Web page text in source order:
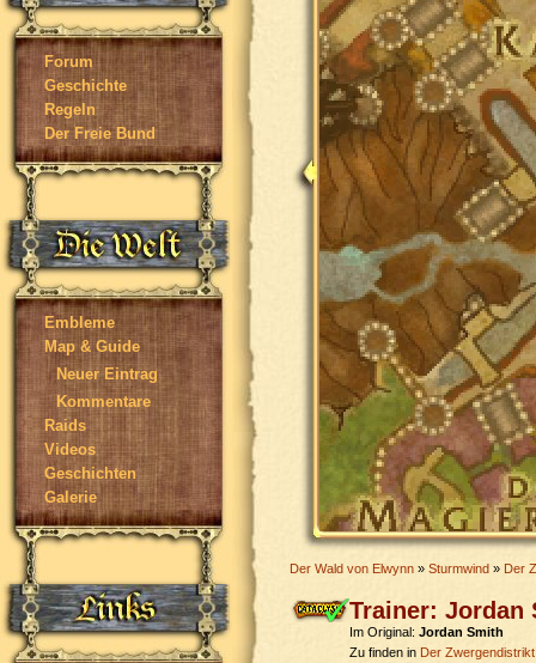
Forum
Geschichte
Regeln
Der Freie Bund
Embleme
Map & Guide
Neuer Eintrag
Kommentare
Raids
Videos
Geschichten
Galerie
Der Wald von Elwynn » Sturmwind » Der
Trainer: Jordan
Im Original: Jordan Smith
Zu finden in Der Zwergendistrikt